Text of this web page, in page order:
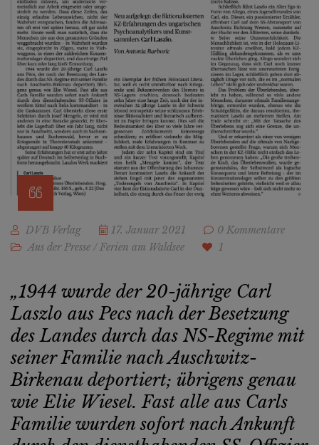
DVB Verlag 17. Januar 2021
0 Kommentare
Aus der Presse /Ferien am Waldsee 1
„1944 wurde der 20-jährige Carl
Laszlo aus Pecs nach der Besetzung
des Landes durch das NS-Regime mit
seiner Familie nach Auschwitz-
Birkenau deportiert; übrigens genau
wie Elie Wiesel. Fast alle aus Carls
Familie wurden sofort nach Ankunft